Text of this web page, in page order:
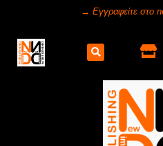
→ Εγγραφείτε στο